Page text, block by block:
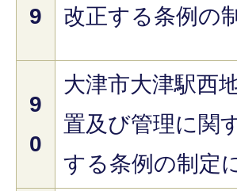
9 改正する条例の
9
0
大津市大津駅西
置及び管理に関
する条例の制定